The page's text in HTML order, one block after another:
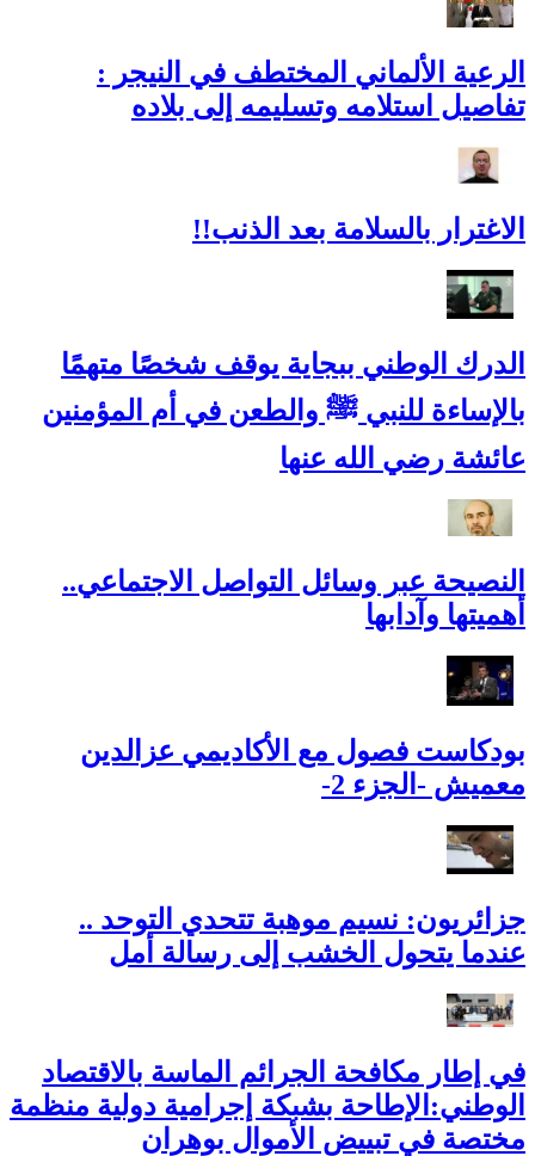
الرعية الألماني المختطف في النيجر :
تفاصيل استلامه وتسليمه إلى بلاده
الاغترار بالسلامة بعد الذنب!!
الدرك الوطني ببجاية يوقف شخصًا متهمًا
بالإساءة للنبي ﷺ والطعن في أم المؤمنين
عائشة رضي الله عنها
النصيحة عبر وسائل التواصل الاجتماعي..
أهميتها وآدابها
بودكاست فصول مع الأكاديمي عزالدين
معميش -الجزء 2-
جزائريون: نسيم موهبة تتحدي التوحد ..
عندما يتحول الخشب إلى رسالة أمل
في إطار مكافحة الجرائم الماسة بالاقتصاد
الوطني:الإطاحة بشبكة إجرامية دولية منظمة
مختصة في تبييض الأموال بوهران